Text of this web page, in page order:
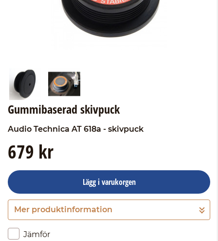
Gummibaserad skivpuck
Audio Technica AT 618a - skivpuck
679 kr
Lägg i varukorgen
Gå till kassan
Mer produktinformation
Jämför